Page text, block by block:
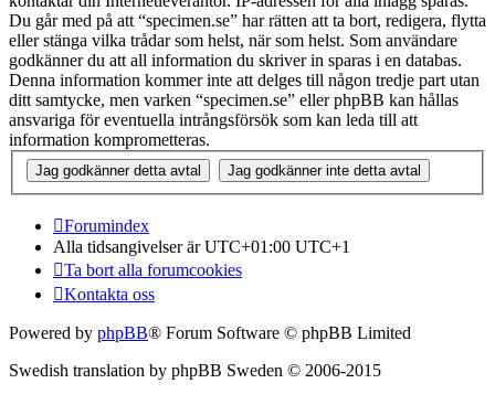
Du går med på att “specimen.se” har rätten att ta bort, redigera, flytta
eller stänga vilka trådar som helst, när som helst. Som användare
godkänner du att all information du skriver in sparas i en databas.
Denna information kommer inte att delges till någon tredje part utan
ditt samtycke, men varken “specimen.se” eller phpBB kan hållas
ansvariga för eventuella intrångsförsök som kan leda till att
information komprometteras.
Forumindex
Alla tidsangivelser är UTC+01:00 UTC+1
Ta bort alla forumcookies
Kontakta oss
Powered by phpBB® Forum Software © phpBB Limited
Swedish translation by phpBB Sweden © 2006-2015